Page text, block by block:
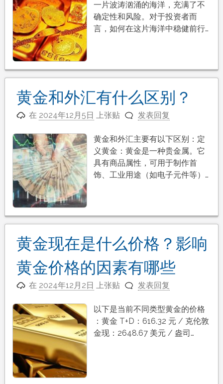
一片波涛汹涌的海洋，充满了不
确定性和风险。对于投资者而
言，如何在这片海洋中稳健前行…
黄金和外汇有什么区别？
在 2024年12月5日 上张贴 发表回复
黄金和外汇主要有以下区别：定
义黄金：黄金是一种贵金属。它
具有商品属性，可用于制作首
饰、工业用途（如电子元件等）…
黄金现在是什么价格？影响
黄金价格的因素有哪些
在 2024年12月2日 上张贴 发表回复
以下是当前不同类型黄金的价格
：黄金 T+D：616.32 元 / 克伦敦
金现：2648.67 美元 / 盎司…